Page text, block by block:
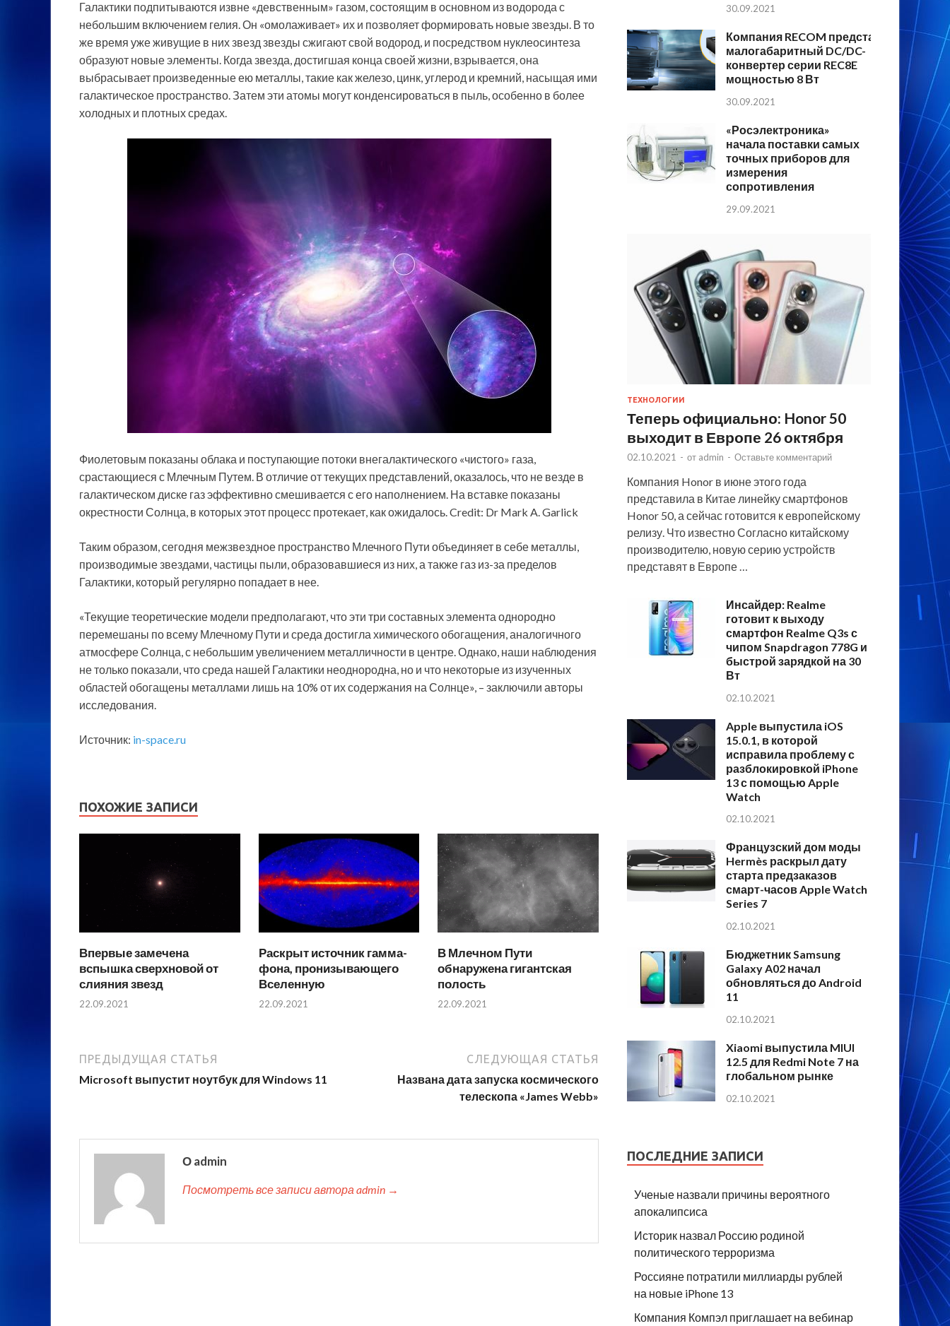
Галактики подпитываются извне «девственным» газом, состоящим в основном из водорода с
небольшим включением гелия. Он «омолаживает» их и позволяет формировать новые звезды. В то
же время уже живущие в них звезд звезды сжигают свой водород, и посредством нуклеосинтеза
образуют новые элементы. Когда звезда, достигшая конца своей жизни, взрывается, она
выбрасывает произведенные ею металлы, такие как железо, цинк, углерод и кремний, насыщая ими
галактическое пространство. Затем эти атомы могут конденсироваться в пыль, особенно в более
холодных и плотных средах.
Фиолетовым показаны облака и поступающие потоки внегалактического «чистого» газа,
срастающиеся с Млечным Путем. В отличие от текущих представлений, оказалось, что не везде в
галактическом диске газ эффективно смешивается с его наполнением. На вставке показаны
окрестности Солнца, в которых этот процесс протекает, как ожидалось. Credit: Dr Mark A. Garlick
Таким образом, сегодня межзвездное пространство Млечного Пути объединяет в себе металлы,
производимые звездами, частицы пыли, образовавшиеся из них, а также газ из-за пределов
Галактики, который регулярно попадает в нее.
«Текущие теоретические модели предполагают, что эти три составных элемента однородно
перемешаны по всему Млечному Пути и среда достигла химического обогащения, аналогичного
атмосфере Солнца, с небольшим увеличением металличности в центре. Однако, наши наблюдения
не только показали, что среда нашей Галактики неоднородна, но и что некоторые из изученных
областей обогащены металлами лишь на 10% от их содержания на Солнце», – заключили авторы
исследования.
Источник: in-space.ru
ПОХОЖИЕ ЗАПИСИ
Впервые замечена
вспышка сверхновой от
слияния звезд
22.09.2021
Раскрыт источник гамма-
фона, пронизывающего
Вселенную
22.09.2021
В Млечном Пути
обнаружена гигантская
полость
22.09.2021
ПРЕДЫДУЩАЯ СТАТЬЯ
Microsoft выпустит ноутбук для Windows 11
СЛЕДУЮЩАЯ СТАТЬЯ
Названа дата запуска космического
телескопа «James Webb»
О admin
Посмотреть все записи автора admin →
30.09.2021
Компания RECOM представляет
малогабаритный DC/DC-
конвертер серии REC8E
мощностью 8 Вт
30.09.2021
«Росэлектроника»
начала поставки самых
точных приборов для
измерения
сопротивления
29.09.2021
ТЕХНОЛОГИИ
Теперь официально: Honor 50
выходит в Европе 26 октября
02.10.2021 - от admin - Оставьте комментарий
Компания Honor в июне этого года
представила в Китае линейку смартфонов
Honor 50, а сейчас готовится к европейскому
релизу. Что известно Согласно китайскому
производителю, новую серию устройств
представят в Европе …
Инсайдер: Realme
готовит к выходу
смартфон Realme Q3s с
чипом Snapdragon 778G и
быстрой зарядкой на 30
Вт
02.10.2021
Apple выпустила iOS
15.0.1, в которой
исправила проблему с
разблокировкой iPhone
13 с помощью Apple
Watch
02.10.2021
Французский дом моды
Hermès раскрыл дату
старта предзаказов
смарт-часов Apple Watch
Series 7
02.10.2021
Бюджетник Samsung
Galaxy A02 начал
обновляться до Android
11
02.10.2021
Xiaomi выпустила MIUI
12.5 для Redmi Note 7 на
глобальном рынке
02.10.2021
ПОСЛЕДНИЕ ЗАПИСИ
Ученые назвали причины вероятного
апокалипсиса
Историк назвал Россию родиной
политического терроризма
Россияне потратили миллиарды рублей
на новые iPhone 13
Компания Компэл приглашает на вебинар